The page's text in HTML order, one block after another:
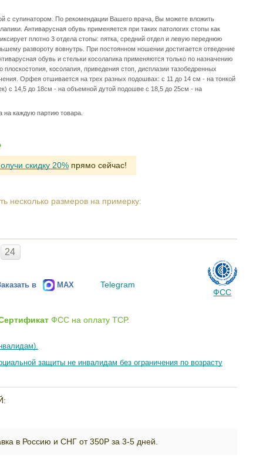
с супинатором. По рекомендации Вашего врача, Вы можете вложить
Антиварусная обувь применяется при таких патологих стопы как
плотно 3 отдела стопы: пятка, средний отдел и левую переднюю
развороту вовнутрь. При постоянном ношении достигается отведение
обувь и стельки косолапика применяются только по назначению
косолапия, приведения стоп, дисплазии тазобедренных
Орфея отшивается на трех разных подошвах: с 11 до 14 см - на тонкой
с 14,5 до 18см - на объемной дутой подошве с 18,5 до 25см - на
на каждую партию товара.
скидку 20% прямо сейчас!
несколько размеров на примерку:
24
в MAX Telegram
ФСС
ФСС на оплату ТСР.
защиты не инвалидам без ограничения по возрасту
в Россию и СНГ от 350Р за 3-5 дней.